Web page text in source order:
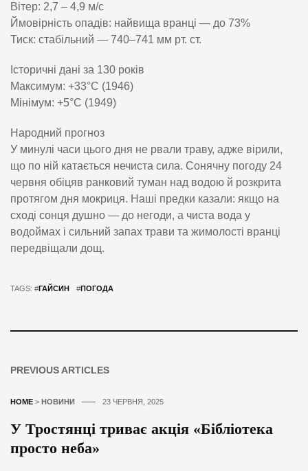
Вітер: 2,7 – 4,9 м/с
Ймовірність опадів: найвища вранці — до 73%
Тиск: стабільний — 740–741 мм рт. ст.
Історичні дані за 130 років
Максимум: +33°C (1946)
Мінімум: +5°C (1949)
Народний прогноз
У минулі часи цього дня не рвали траву, адже вірили,
що по ній катається нечиста сила. Сонячну погоду 24
червня обіцяв ранковий туман над водою й розкрита
протягом дня мокриця. Наші предки казали: якщо на
сході сонця душно — до негоди, а чиста вода у
водоймах і сильний запах трави та жимолості вранці
передвіщали дощ.
TAGS: #ГАЙСИН #ПОГОДА
PREVIOUS ARTICLES
HOME > НОВИНИ 23 ЧЕРВНЯ, 2025
У Тростянці триває акція «Бібліотека
просто неба»